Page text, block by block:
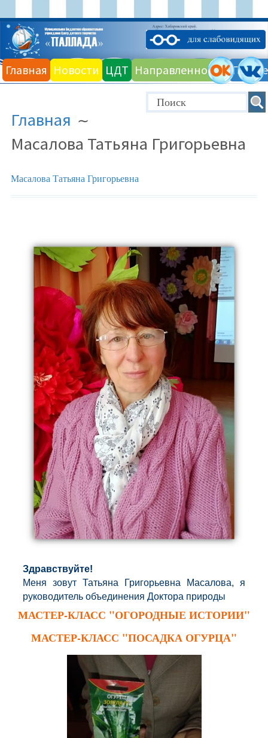
Главная Новости ЦДТ Направленности
Главная
Масалова Татьяна Григорьевна
Масалова Татьяна Григорьевна
Здравствуйте!
Меня зовут Татьяна Григорьевна Масалова, я
руководитель объединения Доктора природы
МАСТЕР-КЛАСС "ОГОРОДНЫЕ ИСТОРИИ"
МАСТЕР-КЛАСС "ПОСАДКА ОГУРЦА"